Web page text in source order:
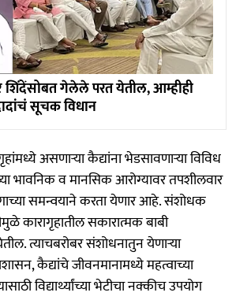
गेलेले परत येतील, आम्हीही
सूचक विधान
असणाऱ्या कैद्यांना भेडसावणाऱ्या विविध
भावनिक व मानसिक आरोग्यावर तपशीलवार
समन्वयाने करता येणार आहे. संशोधक
कारागृहातील सकारात्मक बाबी
त्याचबरोबर संशोधनातुन येणाऱ्या
कैद्यांचे जीवनमानामध्ये महत्वाच्या
विद्यार्थ्यांच्या भेटीचा नक्कीच उपयोग